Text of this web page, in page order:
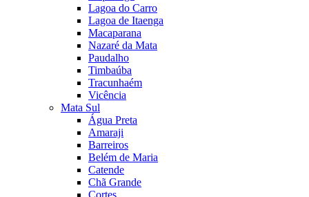
Lagoa do Carro
Lagoa de Itaenga
Macaparana
Nazaré da Mata
Paudalho
Timbaúba
Tracunhaém
Vicência
Mata Sul
Água Preta
Amaraji
Barreiros
Belém de Maria
Catende
Chã Grande